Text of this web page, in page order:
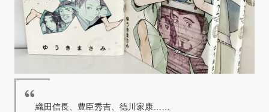
織田信長、豊臣秀吉、徳川家康……